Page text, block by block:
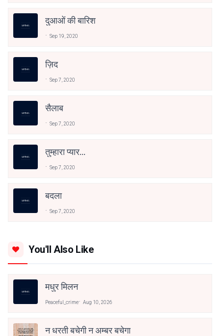
दुआओं की बारिश
Sep 19, 2020
ज़िद
Sep 7, 2020
सैलाब
Sep 7, 2020
तुम्हारा प्यार...
Sep 7, 2020
बदला
Sep 7, 2020
You'll Also Like
मधुर मिलन
Peaceful_crime Aug 10, 2026
न धरती बचेगी न अम्बर बचेगा